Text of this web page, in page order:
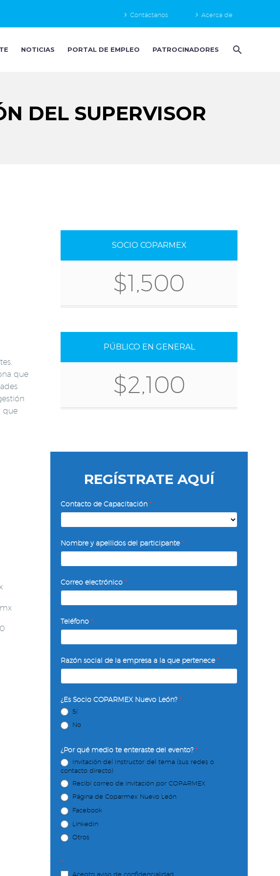
Contáctanos Acerca de
NOTICIAS PORTAL DE EMPLEO PATROCINADORES
DEL SUPERVISOR
que
que
SOCIO COPARMEX
$1,500
PÚBLICO EN GENERAL
$2,100
REGÍSTRATE AQUÍ
Planeación
y
Organización
del
Supervisor
Contacto de Capacitación *
de
Nombre y apellidos del participante*
Correo electrónico *
Teléfono *
Razón social de la empresa a la que pertenece*
¿Es Socio COPARMEX Nuevo León? *
Sí
No
¿Por qué medio te enteraste del evento? *
Invitación del Instructor del tema (sus redes o
contacto directo)
Recibí correo de invitación por COPARMEX
Página de Coparmex Nuevo León
Facebook
Linkedin
Otros
*
Acepto aviso de confidencialidad